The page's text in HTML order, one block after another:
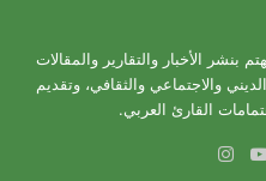
بنشر الأخبار والتقارير والمقالات
والاجتماعي والثقافي، وتقديم
القارئ العربي.